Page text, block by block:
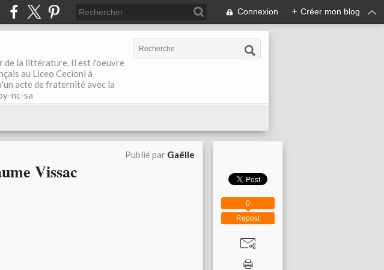
Connexion + Créer mon blog
de la littérature. Il est l'oeuvre
au Liceo Cecioni à
acte de fraternité avec la
nc-sa
Publié par Gaëlle
Vissac
Repost
0